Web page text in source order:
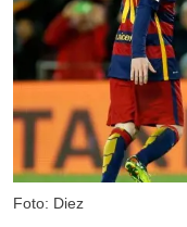
Foto: Diez